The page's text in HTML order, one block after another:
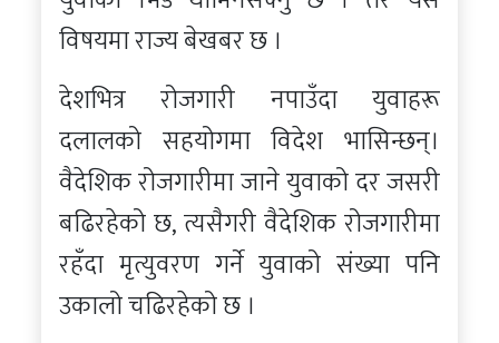
विषयमा राज्य बेखबर छ ।
देशभित्र रोजगारी नपाउँदा युवाहरू
दलालको सहयोगमा विदेश भासिन्छन्।
वैदेशिक रोजगारीमा जाने युवाको दर जसरी
बढिरहेको छ, त्यसैगरी वैदेशिक रोजगारीमा
रहँदा मृत्युवरण गर्ने युवाको संख्या पनि
उकालो चढिरहेको छ ।